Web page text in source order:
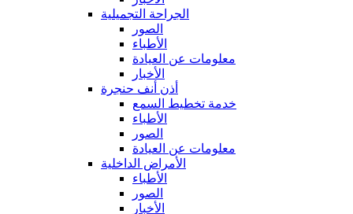
الجراحة التجميلية
الصور
الأطباء
معلومات عن العيادة
الأخبار
أذن أنف حنجرة
خدمة تخطيط السمع
الأطباء
الصور
معلومات عن العيادة
الأمراض الداخلية
الأطباء
الصور
الأخبار